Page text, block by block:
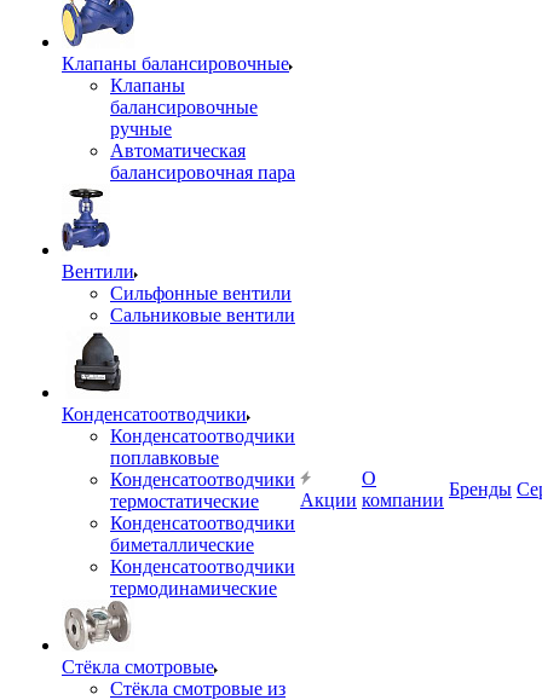
Клапаны балансировочные
Клапаны
балансировочные
ручные
Автоматическая
балансировочная пара
Вентили
Сильфонные вентили
Сальниковые вентили
Конденсатоотводчики
Конденсатоотводчики
поплавковые
Конденсатоотводчики
термостатические
Конденсатоотводчики
биметаллические
Конденсатоотводчики
термодинамические
Стёкла смотровые
Стёкла смотровые из
Акции
О
компании
Бренды